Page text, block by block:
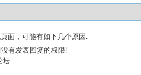
面，可能有如下几个原因:
有发表回复的权限!
坛